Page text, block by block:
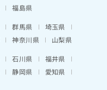
福島県
群馬県
埼玉県
神奈川県
山梨県
石川県
福井県
静岡県
愛知県